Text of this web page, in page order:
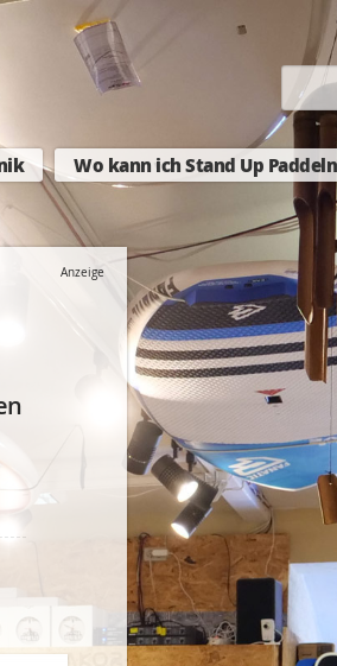
Wo kann ich Stand Up
Anzeige